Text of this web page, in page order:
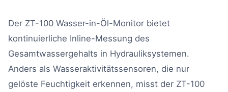
Der ZT-100 Wasser-in-Öl-Monitor bietet
kontinuierliche Inline-Messung des
Gesamtwassergehalts in Hydrauliksystemen.
Anders als Wasseraktivitätssensoren, die nur
gelöste Feuchtigkeit erkennen, misst der ZT-100